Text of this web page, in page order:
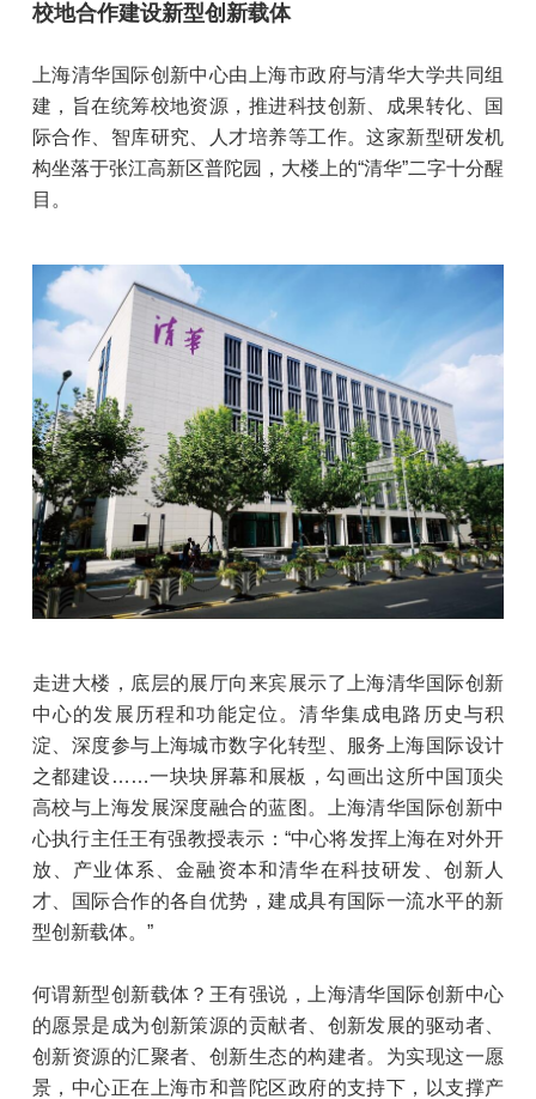
校地合作建设新型创新载体
上海清华国际创新中心由上海市政府与清华大学共同组
建，旨在统筹校地资源，推进科技创新、成果转化、国
际合作、智库研究、人才培养等工作。这家新型研发机
构坐落于张江高新区普陀园，大楼上的“清华”二字十分醒
目。
走进大楼，底层的展厅向来宾展示了上海清华国际创新
中心的发展历程和功能定位。清华集成电路历史与积
淀、深度参与上海城市数字化转型、服务上海国际设计
之都建设……一块块屏幕和展板，勾画出这所中国顶尖
高校与上海发展深度融合的蓝图。上海清华国际创新中
心执行主任王有强教授表示：“中心将发挥上海在对外开
放、产业体系、金融资本和清华在科技研发、创新人
才、国际合作的各自优势，建成具有国际一流水平的新
型创新载体。”
何谓新型创新载体？王有强说，上海清华国际创新中心
的愿景是成为创新策源的贡献者、创新发展的驱动者、
创新资源的汇聚者、创新生态的构建者。为实现这一愿
景，中心正在上海市和普陀区政府的支持下，以支撑产